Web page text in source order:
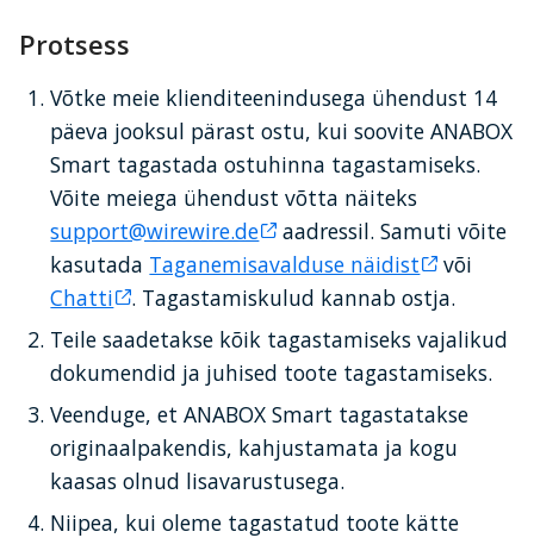
Protsess
Võtke meie klienditeenindusega ühendust 14
päeva jooksul pärast ostu, kui soovite ANABOX
Smart tagastada ostuhinna tagastamiseks.
support@wirewire.de
aadressil. Samuti võite
kasutada Taganemisavalduse näidist
Chatti
. Tagastamiskulud kannab ostja.
Teile saadetakse kõik tagastamiseks vajalikud
dokumendid ja juhised toote tagastamiseks.
Veenduge, et ANABOX Smart tagastatakse
originaalpakendis, kahjustamata ja kogu
kaasas olnud lisavarustusega.
Niipea, kui oleme tagastatud toote kätte